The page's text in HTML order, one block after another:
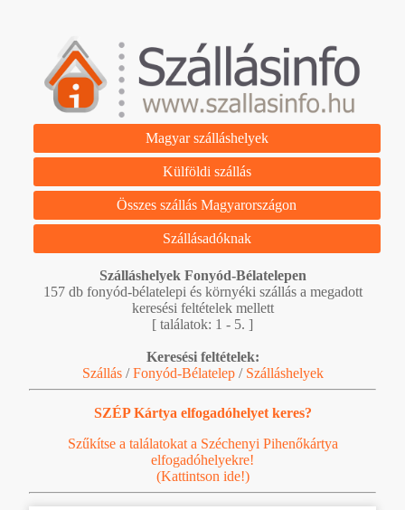
Magyar szálláshelyek
Külföldi szállás
Összes szállás Magyarországon
Szállásadóknak
Szálláshelyek Fonyód-Bélatelepen
157 db fonyód-bélatelepi és környéki szállás a megadott
keresési feltételek mellett
[ találatok: 1 - 5. ]
Keresési feltételek:
Szállás/Fonyód-Bélatelep/ Szálláshelyek
SZÉP Kártya elfogadóhelyet keres?
Szűkítse a találatokat a Széchenyi Pihenőkártya
elfogadóhelyekre!
(Kattintson ide!)